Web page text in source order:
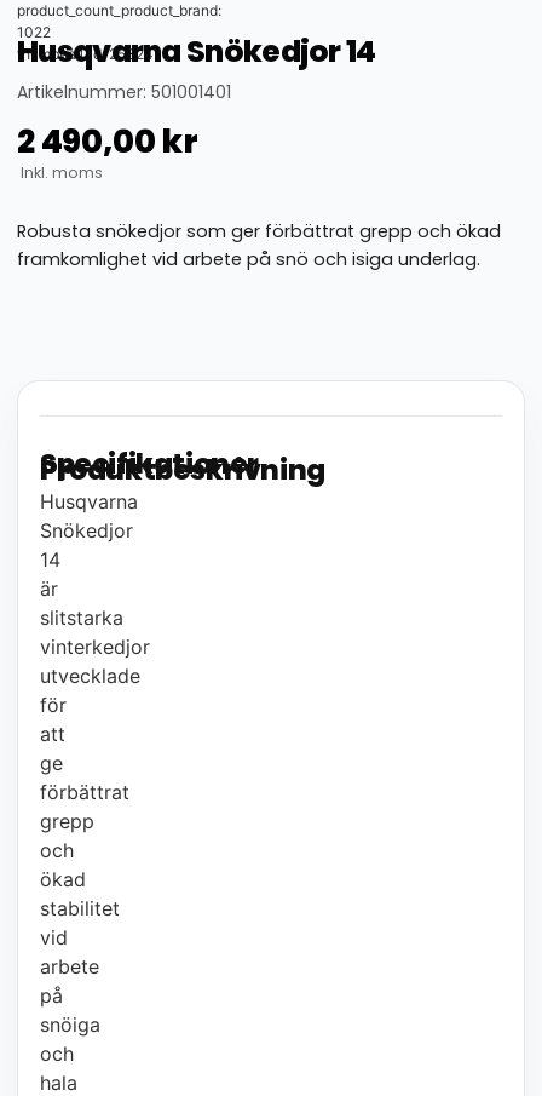
product_count_product_brand:
1022
thumbnail_id: 25324
Husqvarna Snökedjor 14
Artikelnummer: 501001401
2 490,00kr
Inkl. moms
Robusta snökedjor som ger förbättrat grepp och ökad
framkomlighet vid arbete på snö och isiga underlag.
Produktbeskrivning
Husqvarna
Snökedjor
14
är
slitstarka
vinterkedjor
utvecklade
för
att
ge
förbättrat
grepp
och
ökad
stabilitet
vid
arbete
på
snöiga
och
hala
Specifikationer